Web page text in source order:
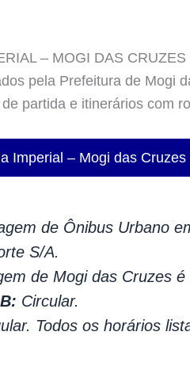
– MOGI DAS
pela Prefeitura de Mogi
partida e itinerários com
Imperial – Mogi das Cruzes
de Ônibus Urbano
S/A.
de Mogi das Cruzes é
Circular.
Todos os horários